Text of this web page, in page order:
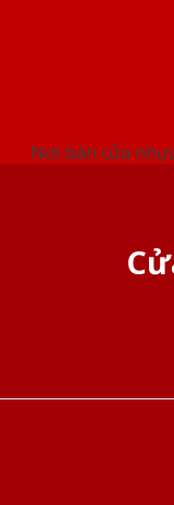
Nơi bán cửa